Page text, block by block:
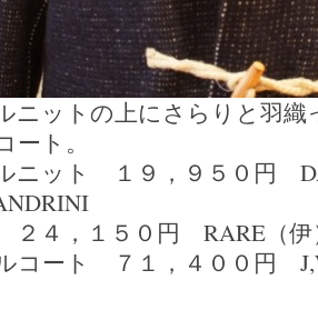
ニットの上にさらりと羽
ート。
ニット １９，９５０円
４，１５０円 RARE（伊
コート ７１，４００円